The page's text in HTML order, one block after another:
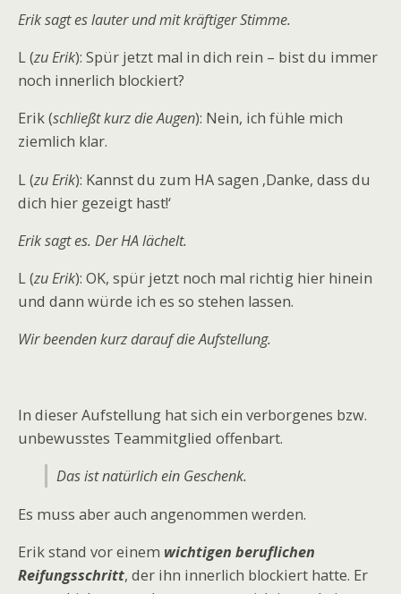
Erik sagt es lauter und mit kräftiger Stimme.
L (zu Erik): Spür jetzt mal in dich rein – bist du immer
noch innerlich blockiert?
Erik (schließt kurz die Augen): Nein, ich fühle mich
ziemlich klar.
L (zu Erik): Kannst du zum HA sagen ‚Danke, dass du
dich hier gezeigt hast!‘
Erik sagt es. Der HA lächelt.
L (zu Erik): OK, spür jetzt noch mal richtig hier hinein
und dann würde ich es so stehen lassen.
Wir beenden kurz darauf die Aufstellung.
In dieser Aufstellung hat sich ein verborgenes bzw.
unbewusstes Teammitglied offenbart.
Das ist natürlich ein Geschenk.
Es muss aber auch angenommen werden.
Erik stand vor einem wichtigen beruflichen
Reifungsschritt, der ihn innerlich blockiert hatte. Er